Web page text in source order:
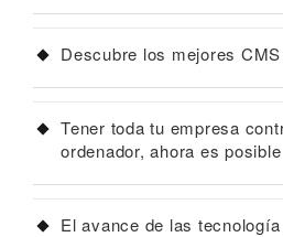
Descubre los mejores
Tener toda tu empresa
ordenador, ahora es posible
El avance de las